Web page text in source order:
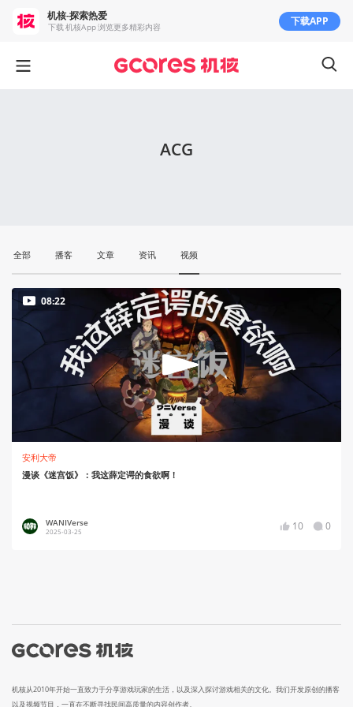
ACG
全部 播客 文章 资讯 视频
08:22
安利大帝
漫谈《迷宫饭》：我这薛定谔的食欲啊！
WANIVerse
2025-03-25 10 0
机核从2010年开始一直致力于分享游戏玩家的生活，以及深入探讨游戏相关的文化。我们开发原创的播客
以及视频节目，一直在不断寻找民间高质量的内容创作者。
机核-探索热爱
下载 机核App 浏览更多精彩内容 下载APP